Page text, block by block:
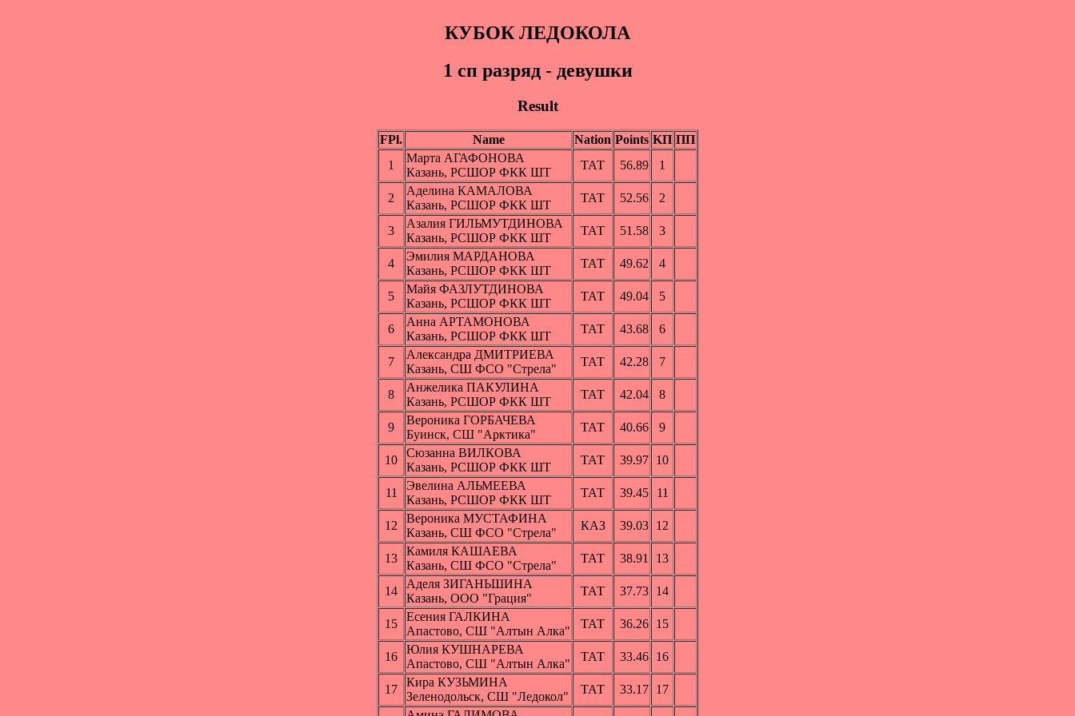
КУБОК ЛЕДОКОЛА
1 cп разряд - девушки
Result
FPl. Name Nation Points KП ПП
1
Марта АГАФОНОВА
Казань, РСШОР ФКК ШТ
ТАТ 56.89 1
2
Аделина КАМАЛОВА
Казань, РСШОР ФКК ШТ
ТАТ 52.56 2
3
Азалия ГИЛЬМУТДИНОВА
Казань, РСШОР ФКК ШТ
ТАТ 51.58 3
4
Эмилия МАРДАНОВА
Казань, РСШОР ФКК ШТ
ТАТ 49.62 4
5
Майя ФАЗЛУТДИНОВА
Казань, РСШОР ФКК ШТ
ТАТ 49.04 5
6
Анна АРТАМОНОВА
Казань, РСШОР ФКК ШТ
ТАТ 43.68 6
7
Александра ДМИТРИЕВА
Казань, СШ ФСО "Стрела"
ТАТ 42.28 7
8
Анжелика ПАКУЛИНА
Казань, РСШОР ФКК ШТ
ТАТ 42.04 8
9
Вероника ГОРБАЧЕВА
Буинск, СШ "Арктика"
ТАТ 40.66 9
10
Сюзанна ВИЛКОВА
Казань, РСШОР ФКК ШТ
ТАТ 39.97 10
11
Эвелина АЛЬМЕЕВА
Казань, РСШОР ФКК ШТ
ТАТ 39.45 11
12
Вероника МУСТАФИНА
Казань, СШ ФСО "Стрела"
КАЗ 39.03 12
13
Камиля КАШАЕВА
Казань, СШ ФСО "Стрела"
ТАТ 38.91 13
14
Аделя ЗИГАНЬШИНА
Казань, ООО "Грация"
ТАТ 37.73 14
15
Есения ГАЛКИНА
Апастово, СШ "Алтын Алка"
ТАТ 36.26 15
16
Юлия КУШНАРЕВА
Апастово, СШ "Алтын Алка"
ТАТ 33.46 16
17
Кира КУЗЬМИНА
Зеленодольск, СШ "Ледокол"
ТАТ 33.17 17